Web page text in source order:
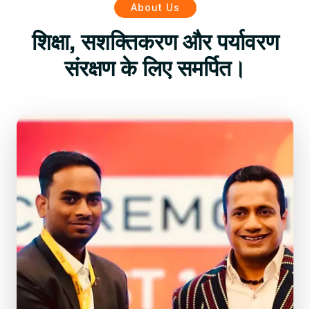
About Us
शिक्षा, सशक्तिकरण और पर्यावरण
संरक्षण के लिए समर्पित।